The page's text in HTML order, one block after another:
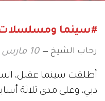
#سينما
رحاب الشيخ 10 مارس 2022
أطلقت سينما عقيل،
دبي، وعلى مدى ثلاثة